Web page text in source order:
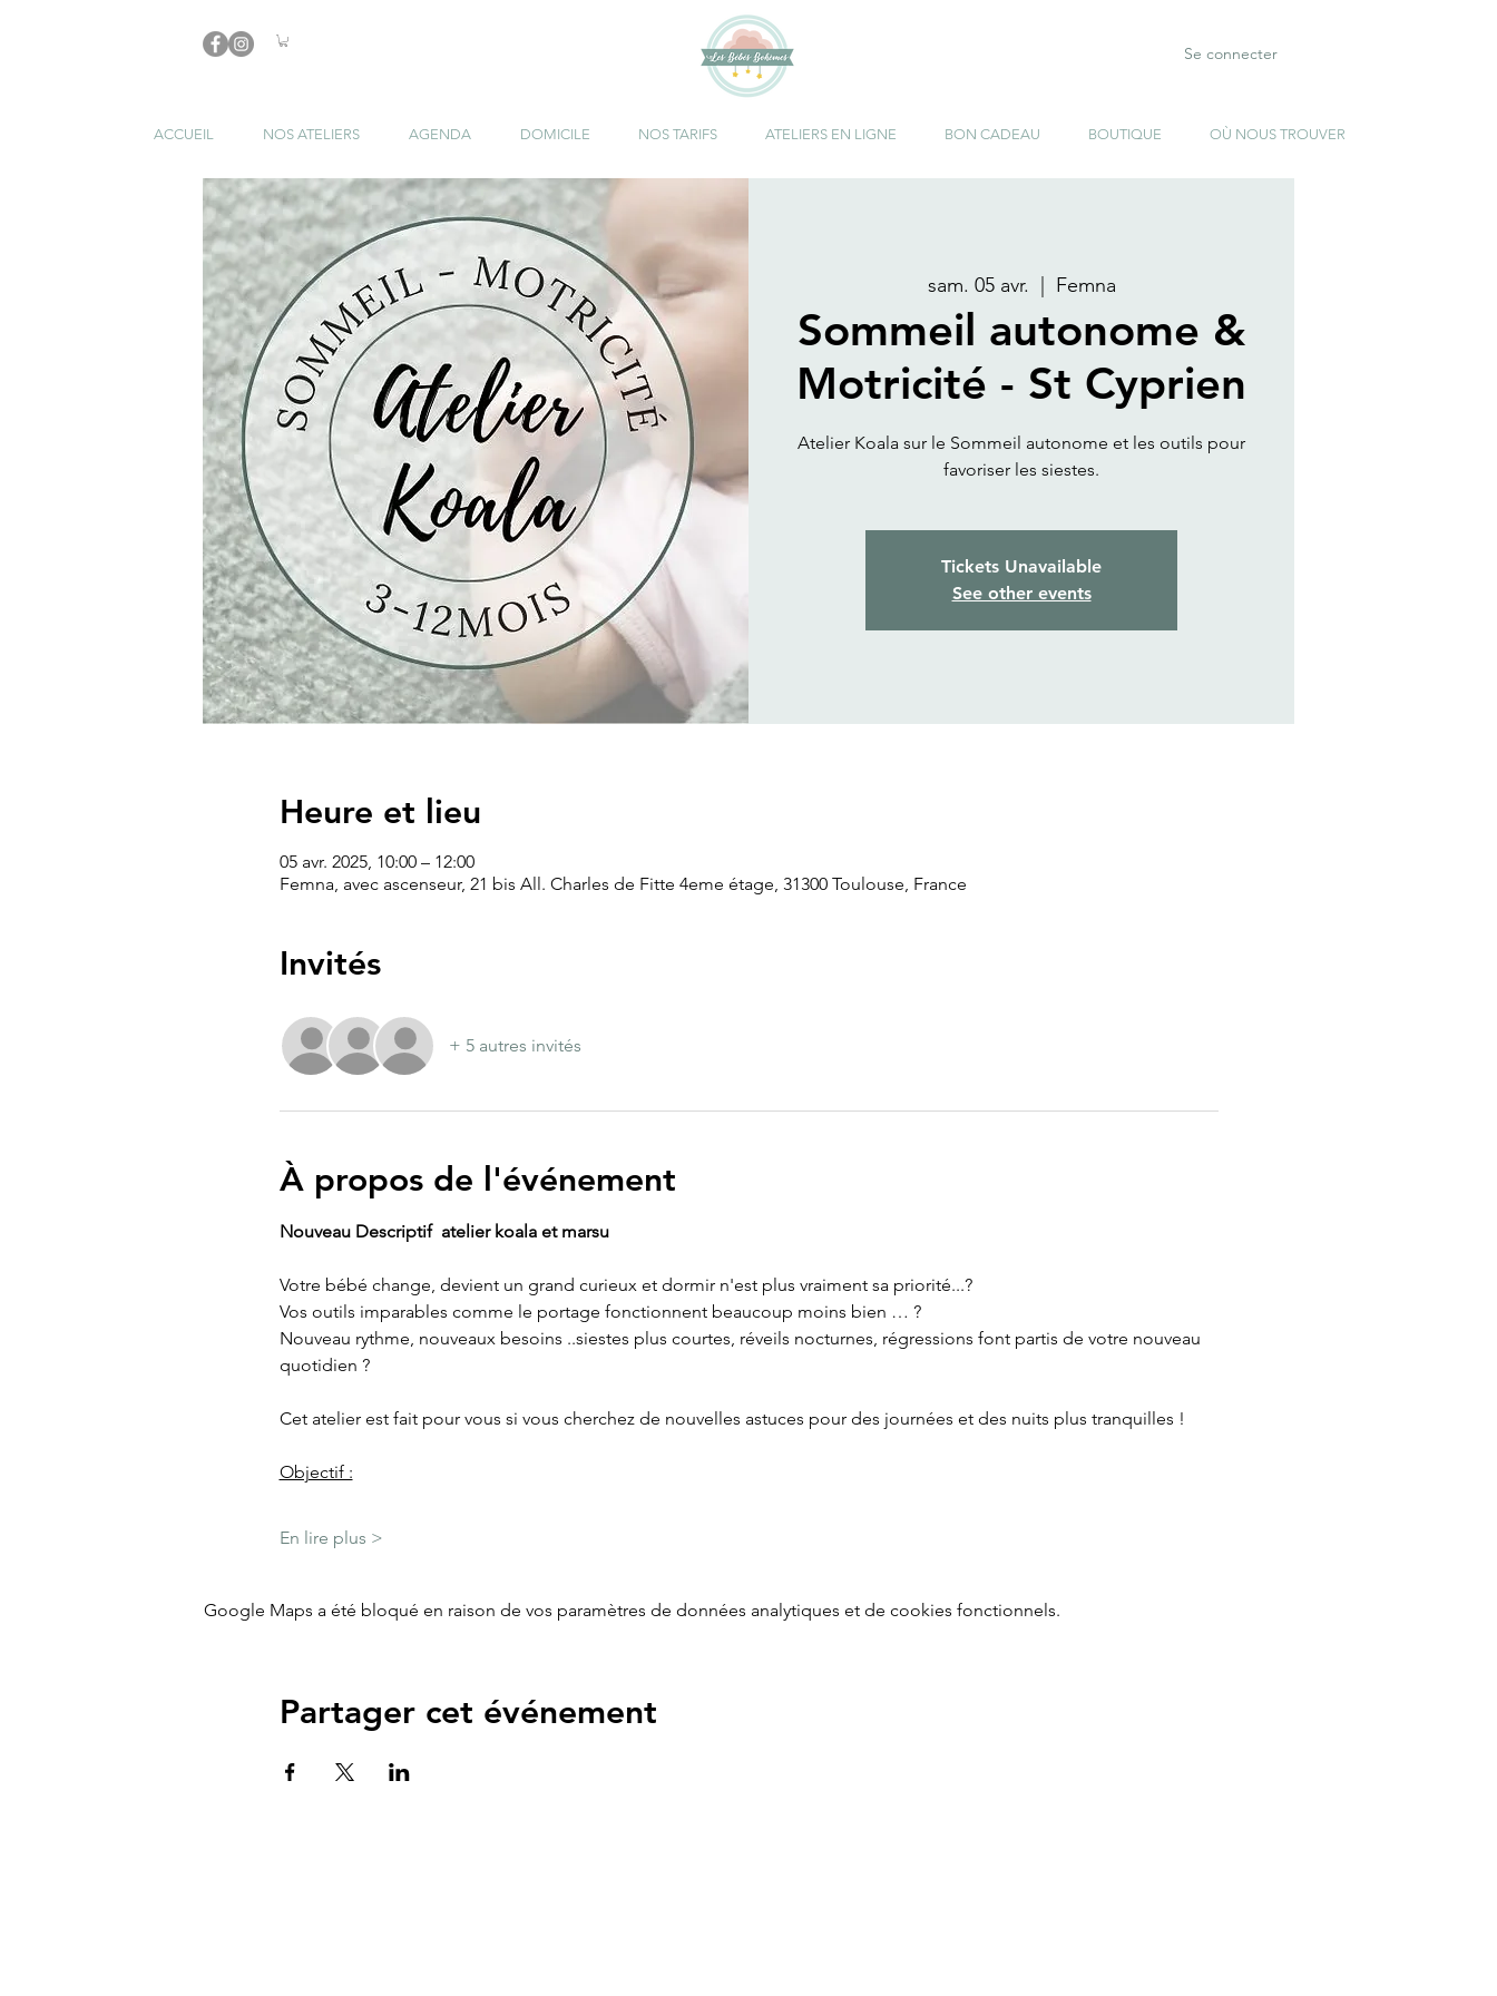
Se connecter
ACCUEIL NOS ATELIERS AGENDA DOMICILE NOS TARIFS ATELIERS EN LIGNE BON CADEAU BOUTIQUE OÙ NOUS TROUVER
sam. 05 avr.
  |
Femna
Sommeil autonome &
Motricité - St Cyprien
Atelier Koala sur le Sommeil autonome et les outils pour
favoriser les siestes.
Tickets Unavailable
See other events
Heure et lieu
05 avr. 2025, 10:00 – 12:00
Femna, avec ascenseur, 21 bis All. Charles de Fitte 4eme étage, 31300 Toulouse, France
Invités
+ 5 autres invités
À propos de l'événement
Nouveau Descriptif  atelier koala et marsu
Votre bébé change, devient un grand curieux et dormir n'est plus vraiment sa priorité...?
Vos outils imparables comme le portage fonctionnent beaucoup moins bien … ?
Nouveau rythme, nouveaux besoins ..siestes plus courtes, réveils nocturnes, régressions font partis de votre nouveau
quotidien ?
Cet atelier est fait pour vous si vous cherchez de nouvelles astuces pour des journées et des nuits plus tranquilles !
Objectif :
En lire plus >
Google Maps a été bloqué en raison de vos paramètres de données analytiques et de cookies fonctionnels.
Partager cet événement